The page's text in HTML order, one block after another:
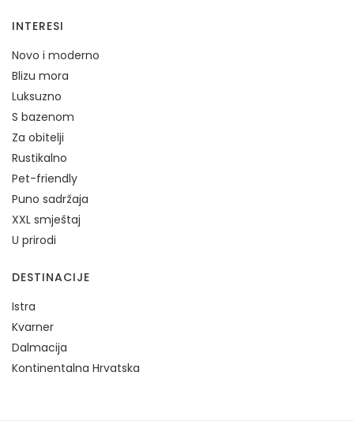
INTERESI
Novo i moderno
Blizu mora
Luksuzno
S bazenom
Za obitelji
Rustikalno
Pet-friendly
Puno sadržaja
XXL smještaj
U prirodi
DESTINACIJE
Istra
Kvarner
Dalmacija
Kontinentalna Hrvatska